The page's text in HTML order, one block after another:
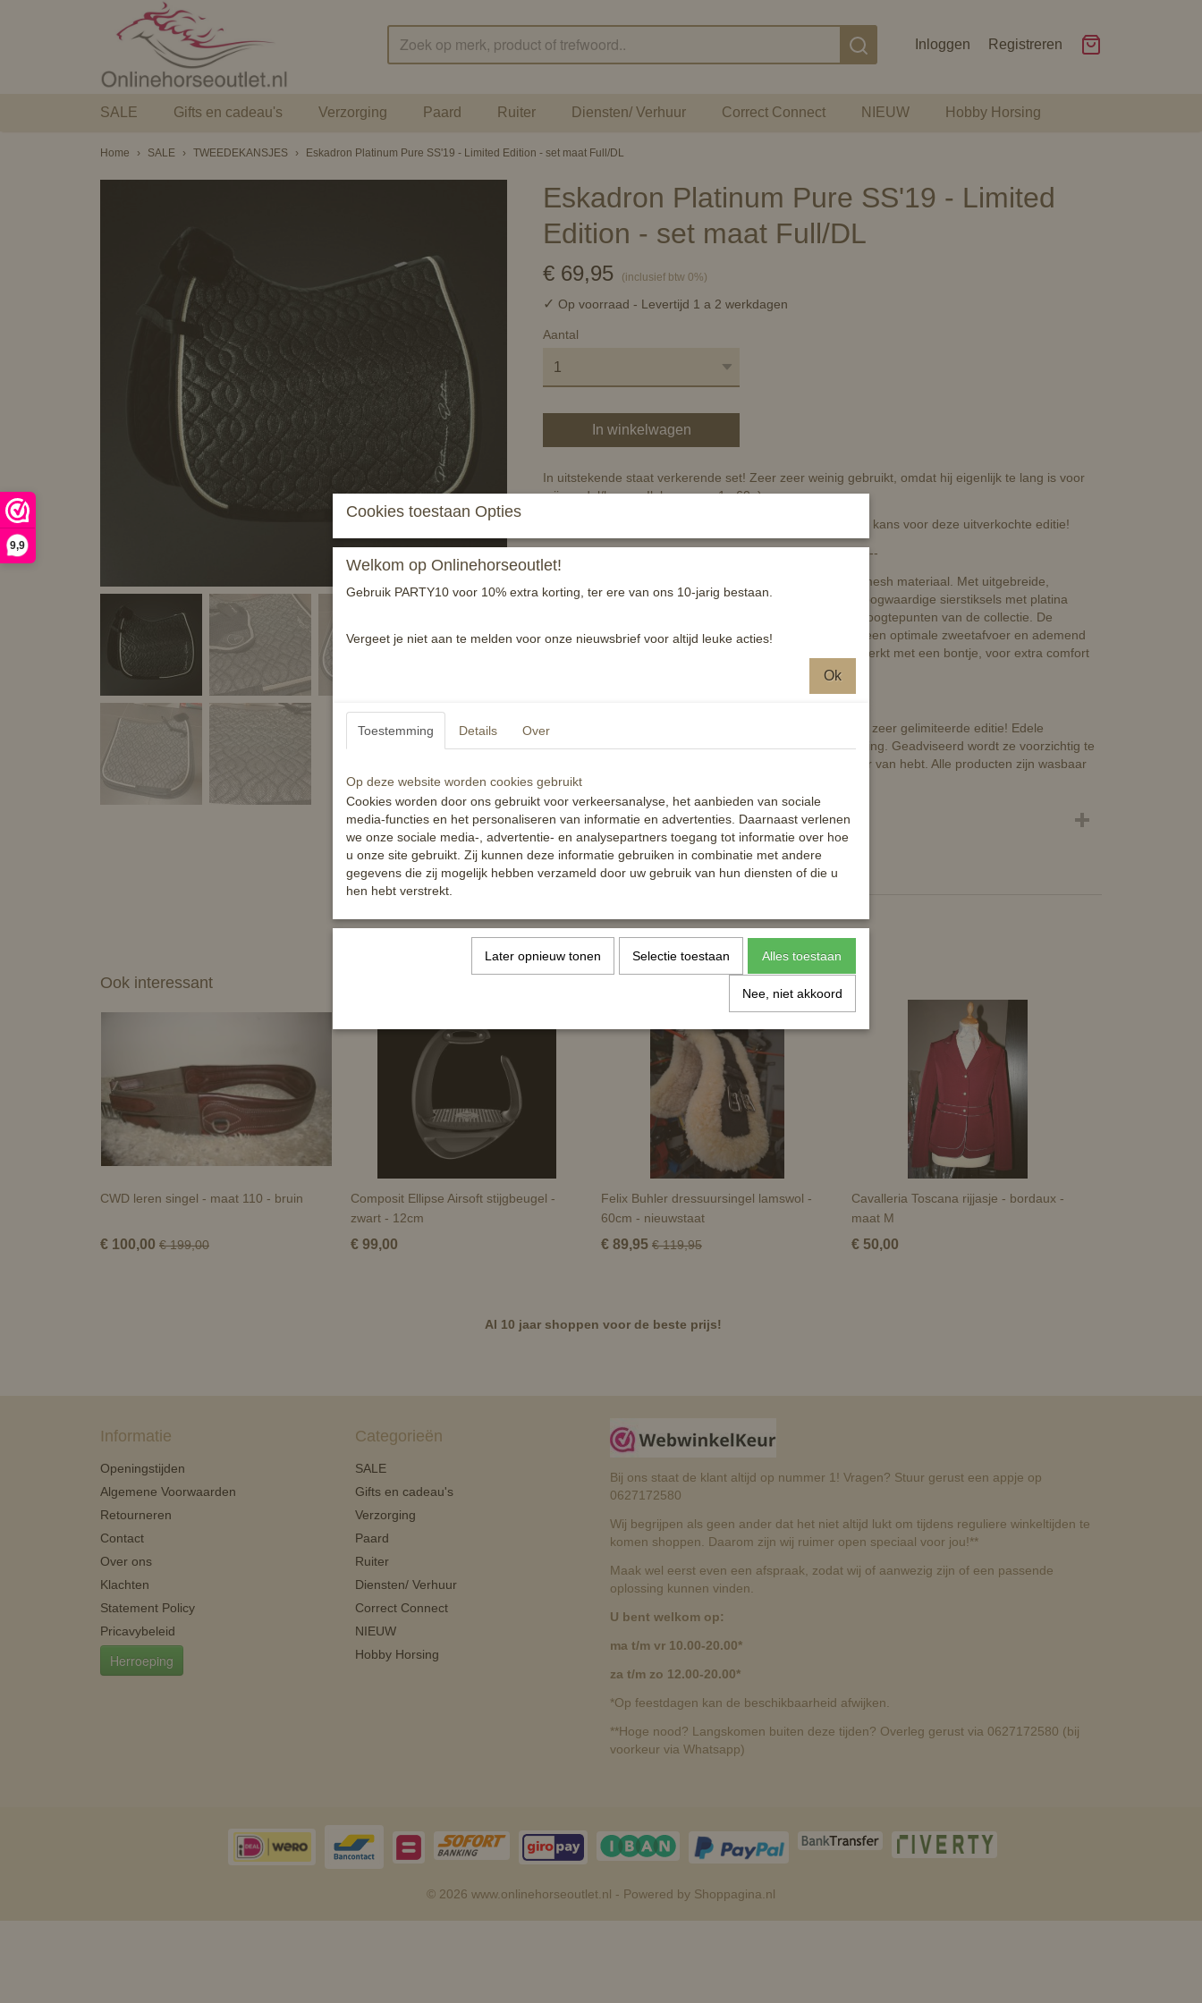
9,9
Inloggen Registreren
SALE Gifts en cadeau's Verzorging Paard Ruiter Diensten/ Verhuur Correct Connect NIEUW Hobby Horsing
Home › SALE › TWEEDEKANSJES › Eskadron Platinum Pure SS'19 - Limited Edition - set maat Full/DL
Eskadron Platinum Pure SS'19 - Limited
Edition - set maat Full/DL
€ 69,95 (inclusief btw 0%)
✓ Op voorraad - Levertijd 1 a 2 werkdagen
Aantal
In winkelwagen
In uitstekende staat verkerende set! Zeer zeer weinig gebruikt, omdat hij eigenlijk te lang is voor
mijn zadel/benen. Ik ben maar 1m60 :)
De set heeft een waarde van over de 100euro, dus pak je kans voor deze uitverkochte editie!
---------------------------------------------------------------------------
Het nieuwe elegante zadeldek van ESKADRON in glitter mesh materiaal. Met uitgebreide,
compacte stiksels, dubbel koord, glanzende randen en hoogwaardige sierstiksels met platina
borduursel aan de linkerkant is dit zadeldek een van de hoogtepunten van de collectie. De
onderkant is voorzien van ademend Cool-Dry Mesh, wat een optimale zweetafvoer en ademend
vermogen garandeert. Bij de schoft is het zadeldek afgewerkt met een bontje, voor extra comfort
De Platinum Edition van ESKADRON is een exclusieve en zeer gelimiteerde editie! Edele
materialen geven de producten een zeer elegante uitstraling. Geadviseerd wordt ze voorzichtig te
behandelen, vooral bij het wassen, zodat je er lang plezier van hebt. Alle producten zijn wasbaar
op 30°C. Let op de wasvoorschriften.
Reacties
Ook interessant
CWD leren singel - maat 110 - bruin
€ 100,00 € 199,00
Composit Ellipse Airsoft stijgbeugel -
zwart - 12cm
€ 99,00
Felix Buhler dressuursingel lamswol -
60cm - nieuwstaat
€ 89,95 € 119,95
Cavalleria Toscana rijjasje - bordaux -
maat M
€ 50,00
Al 10 jaar shoppen voor de beste prijs!
Informatie
Openingstijden
Algemene Voorwaarden
Retourneren
Contact
Over ons
Klachten
Statement Policy
Pricavybeleid
Herroeping
Categorieën
SALE
Gifts en cadeau's
Verzorging
Paard
Ruiter
Diensten/ Verhuur
Correct Connect
NIEUW
Hobby Horsing
Bij ons staat de klant altijd op nummer 1! Vragen? Stuur gerust een appje op
0627172580
Wij begrijpen als geen ander dat het niet altijd lukt om tijdens reguliere winkeltijden te
komen shoppen. Daarom zijn wij ruimer open speciaal voor jou!**
Maak wel eerst even een afspraak, zodat wij of aanwezig zijn of een passende
oplossing kunnen vinden.
U bent welkom op:
ma t/m vr 10.00-20.00*
za t/m zo 12.00-20.00*
*Op feestdagen kan de beschikbaarheid afwijken.
**Hoge nood? Langskomen buiten deze tijden? Overleg gerust via 0627172580 (bij
voorkeur via Whatsapp)
© 2026 www.onlinehorseoutlet.nl - Powered by Shoppagina.nl
Cookies toestaan Opties
Welkom op Onlinehorseoutlet!
Gebruik PARTY10 voor 10% extra korting, ter ere van ons 10-jarig bestaan.
Vergeet je niet aan te melden voor onze nieuwsbrief voor altijd leuke acties!
Ok
Toestemming Details Over
Op deze website worden cookies gebruikt
Cookies worden door ons gebruikt voor verkeersanalyse, het aanbieden van sociale
media-functies en het personaliseren van informatie en advertenties. Daarnaast verlenen
we onze sociale media-, advertentie- en analysepartners toegang tot informatie over hoe
u onze site gebruikt. Zij kunnen deze informatie gebruiken in combinatie met andere
gegevens die zij mogelijk hebben verzameld door uw gebruik van hun diensten of die u
hen hebt verstrekt.
Later opnieuw tonen Selectie toestaan Alles toestaan
Nee, niet akkoord